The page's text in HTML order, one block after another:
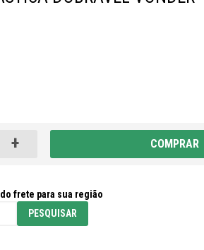
+ COMPRAR
frete para sua região